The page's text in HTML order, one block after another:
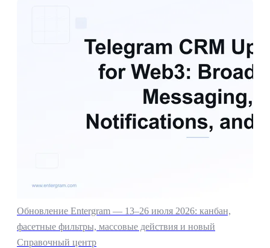
Обновление Entergram — 13–26 июля 2026: канбан,
фасетные фильтры, массовые действия и новый
Справочный центр